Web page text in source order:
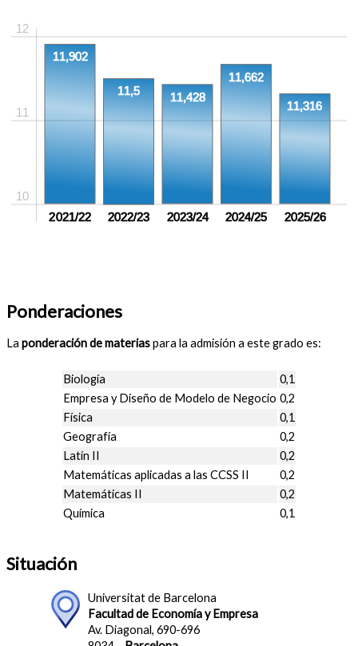
12
10
11
11,902
11,5 11,428
11,662
11,316
2021/22 2022/23 2023/24 2024/25 2025/26
Ponderaciones
La ponderación de materiaspara la admisión a este grado es:
Biología
0,1
Empresa y Diseño de Modelo de Negocio 0,2
Física
0,1
Geografía
0,2
Latín II
0,2
Matemáticas aplicadas a las CCSS II
0,2
Matemáticas II
0,2
Química
0,1
Situación
Universitat de Barcelona
Facultad de Economía y Empresa
Av. Diagonal, 690-696